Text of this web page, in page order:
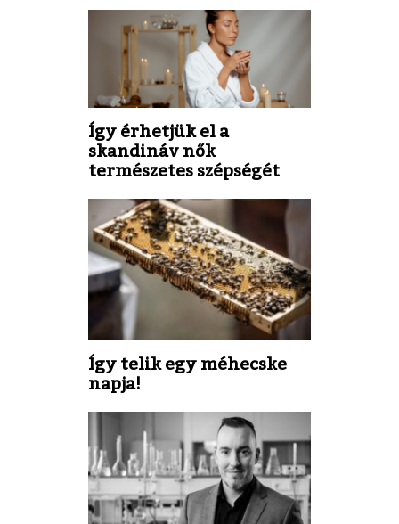
Így érhetjük el a
skandináv nők
természetes szépségét
Így telik egy méhecske
napja!